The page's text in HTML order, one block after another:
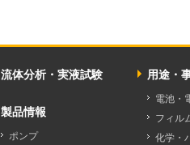
流体分析・実液試験
製品情報
ポンプ
用途・
電池・
フィル
化学・